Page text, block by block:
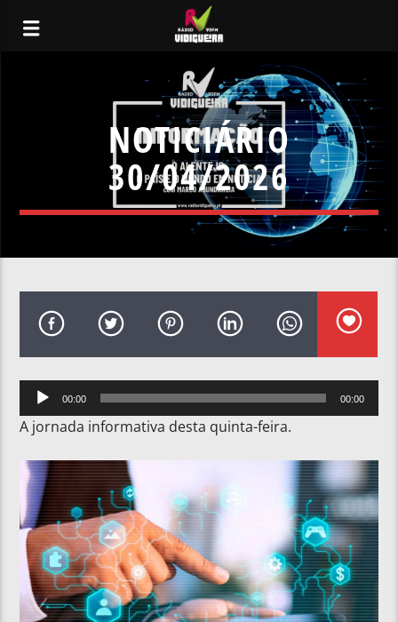
NOTICIÁRIO
30/04/2026
Reprodutor
de
áudio
00:00 00:00
A jornada informativa desta quinta-feira.